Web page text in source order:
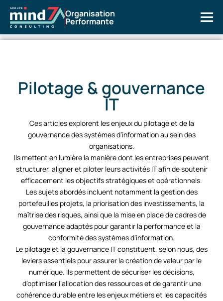
Organisation
Performante
Pilotage & gouvernance
IT
Ces articles explorent les enjeux du pilotage et de la
gouvernance des systèmes d’information au sein des
organisations.
Ils mettent en lumière la manière dont les entreprises peuvent
structurer, aligner et piloter leurs activités IT afin de soutenir
efficacement les objectifs stratégiques et opérationnels.
Les sujets abordés incluent notamment la gestion des
portefeuilles projets, la priorisation des investissements, la
maîtrise des risques, ainsi que la mise en place de cadres de
gouvernance adaptés pour garantir la performance et la
conformité des systèmes d’information.
Le pilotage et la gouvernance IT constituent, selon nous, des
leviers essentiels pour assurer la création de valeur par le
numérique. Ils permettent de sécuriser les décisions,
d’optimiser l’allocation des ressources et de garantir une
cohérence durable entre les enjeux métiers et les capacités